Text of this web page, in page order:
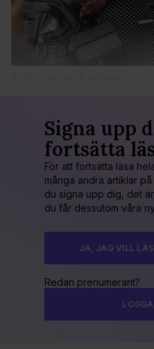
Signa upp
fortsätta
För att fortsätta läsa
många andra artiklar
du signa upp dig, det
du får dessutom våra
JA, JAG VILL
Redan prenumerant?